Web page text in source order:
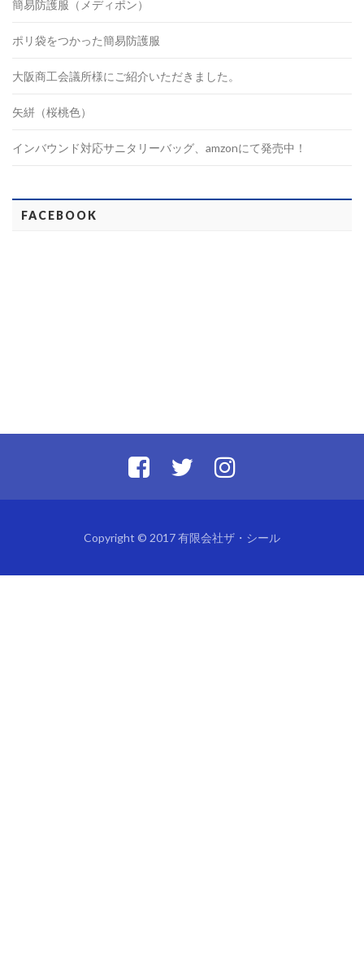
簡易防護服（メディポン）
ポリ袋をつかった簡易防護服
大阪商工会議所様にご紹介いただきました。
矢絣（桜桃色）
インバウンド対応サニタリーバッグ、amzonにて発売中！
FACEBOOK
Copyright © 2017 有限会社ザ・シール